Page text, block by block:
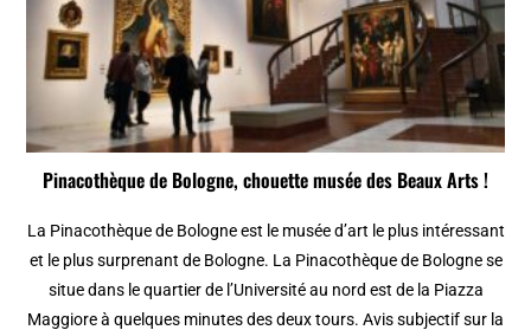
Pinacothèque de Bologne, chouette musée des Beaux Arts !
La Pinacothèque de Bologne est le musée d’art le plus intéressant
et le plus surprenant de Bologne. La Pinacothèque de Bologne se
situe dans le quartier de l’Université au nord est de la Piazza
Maggiore à quelques minutes des deux tours. Avis subjectif sur la